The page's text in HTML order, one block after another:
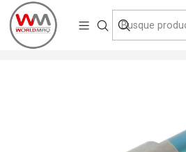
VENTA, ARRIENDO Y SERVICIO DE
CONSTRUCCIÓN, MINERÍA E INDUSTRIA.
Inicio Productos
Tecnología del
Herramientas Manuales